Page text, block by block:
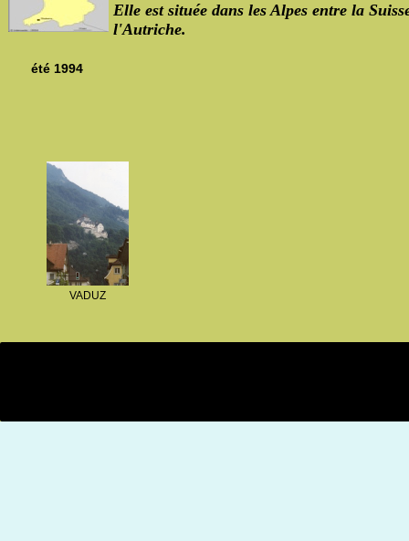
Elle est située dans les Alpes entre la
l'Autriche.
été 1994
VADUZ